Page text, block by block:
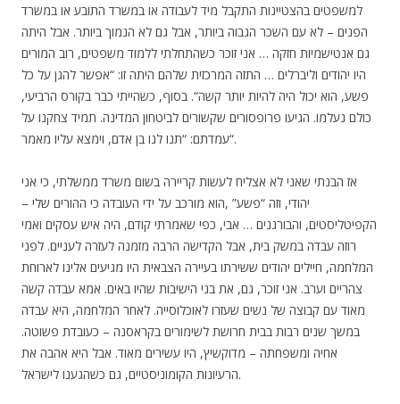
למשפטים בהצטיינות התקבל מיד לעבודה או במשרד התובע או במשרד
הפנים – לא עם השכר הגבוה ביותר, אבל גם לא הנמוך ביותר. אבל היתה
גם אנטישמיות חזקה … אני זוכר כשהתחלתי ללמוד משפטים, רוב המורים
היו יהודים וליברלים … התזה המרכזית שלהם היתה זו: “אפשר להגן על כל
פשע, הוא יכול היה להיות יותר קשה“. בסוף, כשהייתי כבר בקורס הרביעי,
כולם נעלמו. הגיעו פרופסורים שקשורים לביטחון המדינה. תמיד צחקנו על
עמדתם: “תנו לנו בן אדם, וימצא עליו מאמר“.
אז הבנתי שאני לא אצליח לעשות קריירה בשום משרד ממשלתי, כי אני
יהודי, וזה “פשע” ,הוא מורכב על ידי העובדה כי ההורים שלי –
הקפיטליסטים, והבורגנים … אבי, כפי שאמרתי קודם, היה איש עסקים ואמי
רוזה עבדה במשק בית, אבל הקדישה הרבה מזמנה לעזרה לעניים. לפני
המלחמה, חיילים יהודים ששירתו בעיירה הצבאית היו מגיעים אלינו לארוחת
צהריים וערב. אני זוכר, גם, את בני הישיבות שהיו באים. אמא עבדה קשה
מאוד עם קבוצה של נשים שעזרו לאוכלוסייה. לאחר המלחמה, היא עבדה
במשך שנים רבות בבית חרושת לשימורים בקראסנה – כעובדת פשוטה.
אחיה ומשפחתה – מדוקשיץ, היו עשירים מאוד. אבל היא אהבה את
הרעיונות הקומוניסטיים, גם כשהגענו לישראל.